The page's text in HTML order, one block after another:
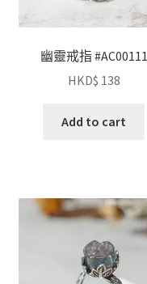
幽靈戒指 #AC00111
HKD$ 138
Add to cart